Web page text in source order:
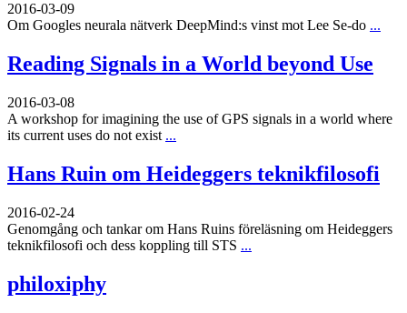
2016-03-09
Om Googles neurala nätverk DeepMind:s vinst mot Lee Se-do ...
Reading Signals in a World beyond Use
2016-03-08
A workshop for imagining the use of GPS signals in a world where
its current uses do not exist ...
Hans Ruin om Heideggers teknikfilosofi
2016-02-24
Genomgång och tankar om Hans Ruins föreläsning om Heideggers
teknikfilosofi och dess koppling till STS ...
philoxiphy